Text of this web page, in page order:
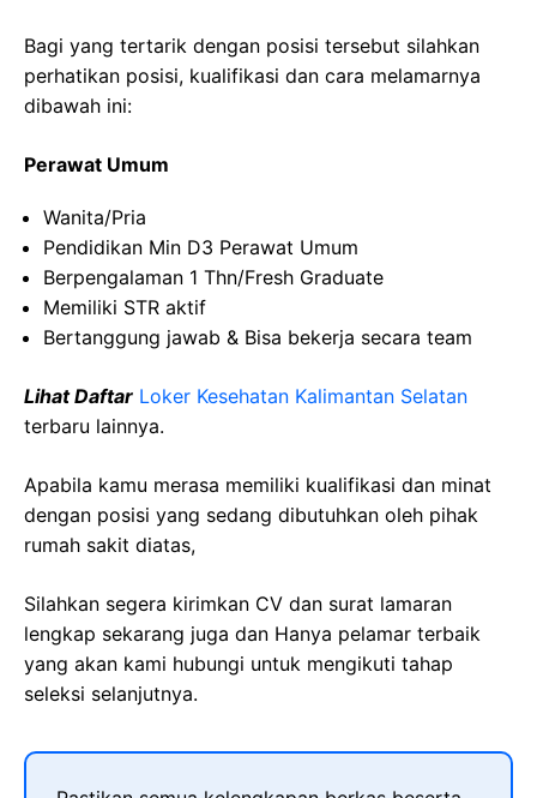
Bagi yang tertarik dengan posisi tersebut silahkan
perhatikan posisi, kualifikasi dan cara melamarnya
dibawah ini:
Perawat Umum
Wanita/Pria
Pendidikan Min D3 Perawat Umum
Berpengalaman 1 Thn/Fresh Graduate
Memiliki STR aktif
Bertanggung jawab & Bisa bekerja secara team
Lihat Daftar Loker Kesehatan Kalimantan Selatan
terbaru lainnya.
Apabila kamu merasa memiliki kualifikasi dan minat
dengan posisi yang sedang dibutuhkan oleh pihak
rumah sakit diatas,
Silahkan segera kirimkan CV dan surat lamaran
lengkap sekarang juga dan Hanya pelamar terbaik
yang akan kami hubungi untuk mengikuti tahap
seleksi selanjutnya.